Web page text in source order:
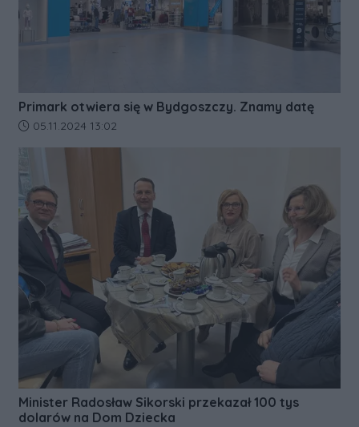
Primark otwiera się w Bydgoszczy. Znamy datę
Data dodania artykułu:
05.11.2024 13:02
Minister Radosław Sikorski przekazał 100 tys
dolarów na Dom Dziecka